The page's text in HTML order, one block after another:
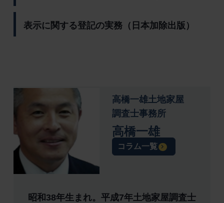
表示に関する登記の実務（日本加除出版）
昭和38年生まれ。平成7年土地家屋調査士
高橋一雄土地家屋
調査士事務所
高橋一雄
コラム一覧